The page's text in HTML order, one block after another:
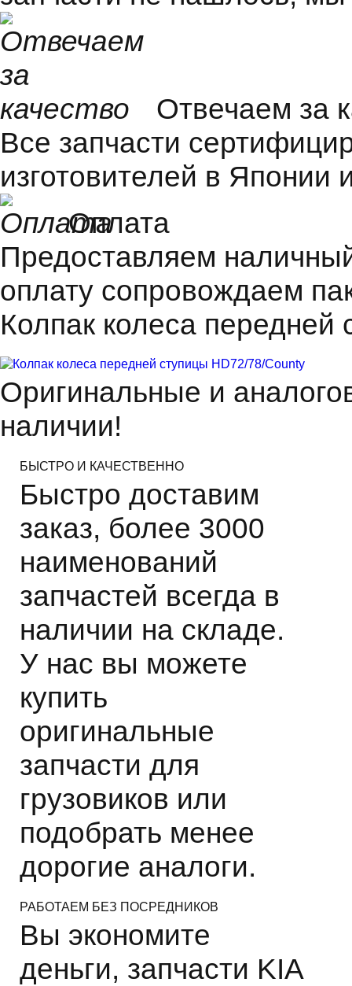
Отвечаем за
Все запчасти
изготовителей в Японии
Оплата
Предоставляем
оплату сопровождаем
Колпак колеса
Оригинальные и
наличии!
БЫСТРО И КАЧЕСТВЕННО
Быстро доставим
заказ, более 3000
наименований
запчастей всегда в
наличии на складе.
У нас вы можете
купить
оригинальные
запчасти для
грузовиков или
подобрать менее
дорогие аналоги.
РАБОТАЕМ БЕЗ ПОСРЕДНИКОВ
Вы экономите
деньги, запчасти KIA